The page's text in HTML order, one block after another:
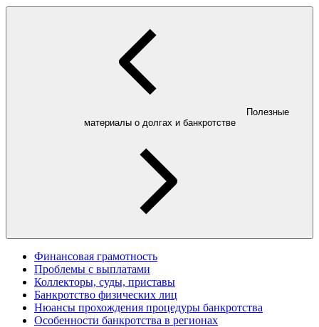
Полезные
материалы о долгах и банкротстве
Финансовая грамотность
Проблемы с выплатами
Коллекторы, суды, приставы
Банкротство физических лиц
Нюансы прохождения процедуры банкротства
Особенности банкротства в регионах